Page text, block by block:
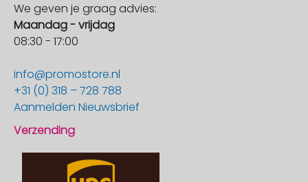
We geven je graag advies:
Maandag - vrijdag
08:30 - 17:00
info@promostore.nl
+31 (0) 318 – 728 788
Aanmelden Nieuwsbrief
Verzending